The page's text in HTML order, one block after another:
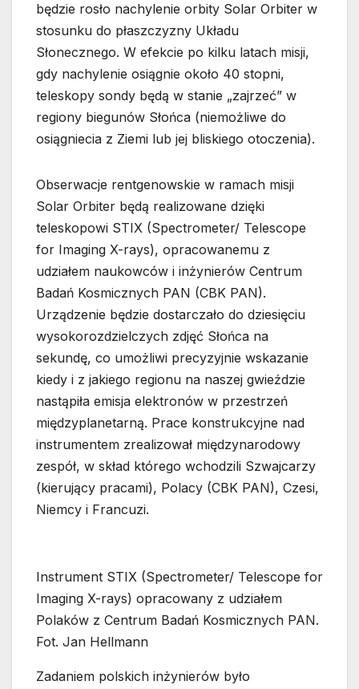
będzie rosło nachylenie orbity Solar Orbiter w
stosunku do płaszczyzny Układu
Słonecznego. W efekcie po kilku latach misji,
gdy nachylenie osiągnie około 40 stopni,
teleskopy sondy będą w stanie „zajrzeć” w
regiony biegunów Słońca (niemożliwe do
osiągniecia z Ziemi lub jej bliskiego otoczenia).
Obserwacje rentgenowskie w ramach misji
Solar Orbiter będą realizowane dzięki
teleskopowi STIX (Spectrometer/ Telescope
for Imaging X-rays), opracowanemu z
udziałem naukowców i inżynierów Centrum
Badań Kosmicznych PAN (CBK PAN).
Urządzenie będzie dostarczało do dziesięciu
wysokorozdzielczych zdjęć Słońca na
sekundę, co umożliwi precyzyjnie wskazanie
kiedy i z jakiego regionu na naszej gwieździe
nastąpiła emisja elektronów w przestrzeń
międzyplanetarną. Prace konstrukcyjne nad
instrumentem zrealizował międzynarodowy
zespół, w skład którego wchodzili Szwajcarzy
(kierujący pracami), Polacy (CBK PAN), Czesi,
Niemcy i Francuzi.
Instrument STIX (Spectrometer/ Telescope for
Imaging X-rays) opracowany z udziałem
Polaków z Centrum Badań Kosmicznych PAN.
Fot. Jan Hellmann
Zadaniem polskich inżynierów było